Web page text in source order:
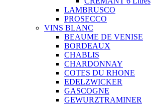
LAMBRUSCO
PROSECCO
VINS BLANC
BEAUME DE VENISE
BORDEAUX
CHABLIS
CHARDONNAY
COTES DU RHONE
EDELZWICKER
GASCOGNE
GEWURZTRAMINER